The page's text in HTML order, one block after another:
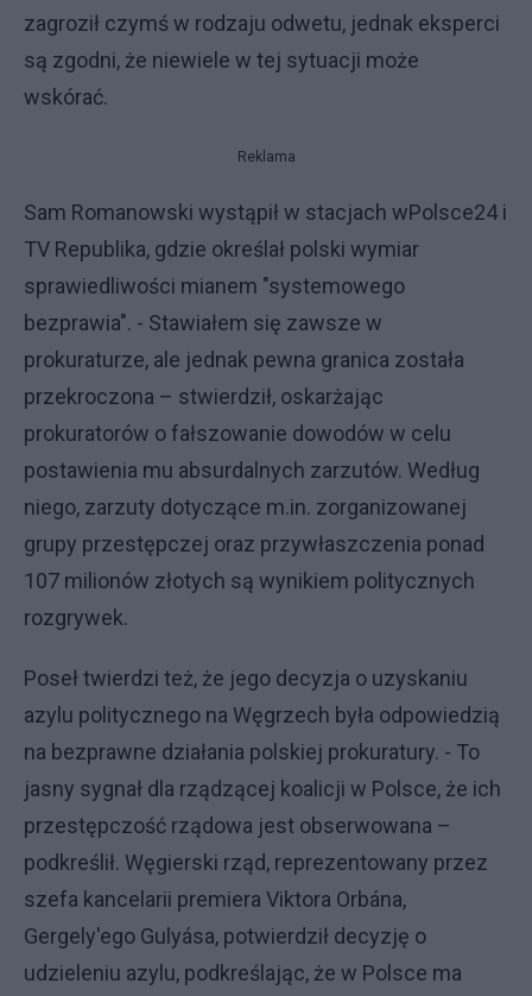
zagroził czymś w rodzaju odwetu, jednak eksperci
są zgodni, że niewiele w tej sytuacji może
wskórać.
Reklama
Sam Romanowski wystąpił w stacjach wPolsce24 i
TV Republika, gdzie określał polski wymiar
sprawiedliwości mianem "systemowego
bezprawia". - Stawiałem się zawsze w
prokuraturze, ale jednak pewna granica została
przekroczona – stwierdził, oskarżając
prokuratorów o fałszowanie dowodów w celu
postawienia mu absurdalnych zarzutów. Według
niego, zarzuty dotyczące m.in. zorganizowanej
grupy przestępczej oraz przywłaszczenia ponad
107 milionów złotych są wynikiem politycznych
rozgrywek.
Poseł twierdzi też, że jego decyzja o uzyskaniu
azylu politycznego na Węgrzech była odpowiedzią
na bezprawne działania polskiej prokuratury. - To
jasny sygnał dla rządzącej koalicji w Polsce, że ich
przestępczość rządowa jest obserwowana –
podkreślił. Węgierski rząd, reprezentowany przez
szefa kancelarii premiera Viktora Orbána,
Gergely'ego Gulyása, potwierdził decyzję o
udzieleniu azylu, podkreślając, że w Polsce ma